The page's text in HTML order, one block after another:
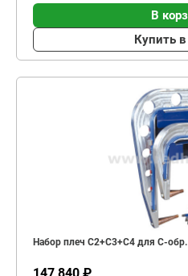
В
Купить
Набор плеч C2+C3+C4 для C-